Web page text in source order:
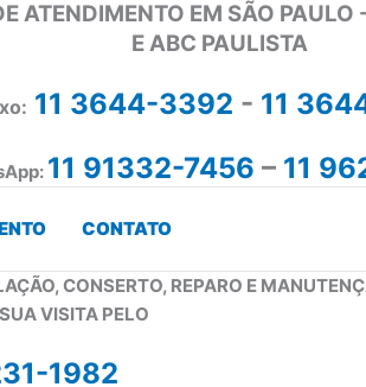
ATENDIMENTO EM SÃO PAULO
E ABC PAULISTA
11 3644-3392 - 11
11 91332-7456 – 11
CONTATO
CONSERTO, REPARO E
VISITA PELO
1982